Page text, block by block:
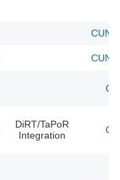
DiRT/TaPoR
Integration